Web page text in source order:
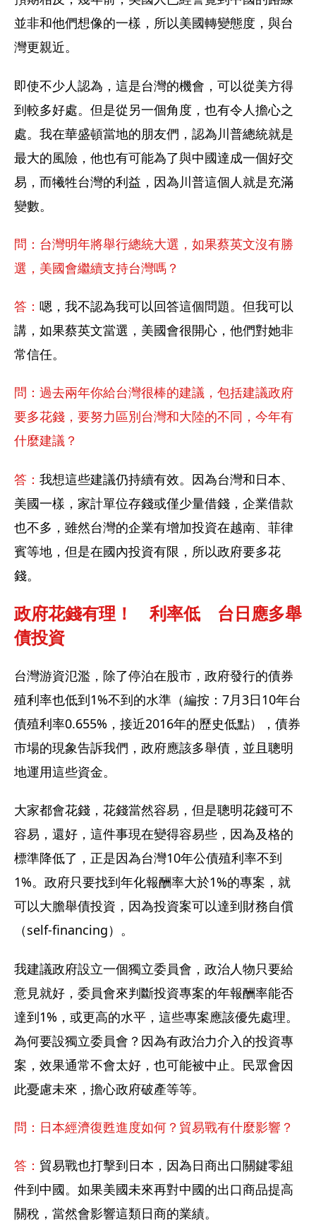
並非和他們想像的一樣，所以美國轉變態度，與台
灣更親近。
即使不少人認為，這是台灣的機會，可以從美方得
到較多好處。但是從另一個角度，也有令人擔心之
處。我在華盛頓當地的朋友們，認為川普總統就是
最大的風險，他也有可能為了與中國達成一個好交
易，而犧牲台灣的利益，因為川普這個人就是充滿
變數。
問：台灣明年將舉行總統大選，如果蔡英文沒有勝
選，美國會繼續支持台灣嗎？
答： 嗯，我不認為我可以回答這個問題。但我可以
講，如果蔡英文當選，美國會很開心，他們對她非
常信任。
問：過去兩年你給台灣很棒的建議，包括建議政府
要多花錢，要努力區別台灣和大陸的不同，今年有
什麼建議？
答： 我想這些建議仍持續有效。因為台灣和日本、
美國一樣，家計單位存錢或僅少量借錢，企業借款
也不多，雖然台灣的企業有增加投資在越南、菲律
賓等地，但是在國內投資有限，所以政府要多花
錢。
政府花錢有理！　利率低　台日應多舉
債投資
台灣游資氾濫，除了停泊在股市，政府發行的債券
殖利率也低到1%不到的水準（編按：7月3日10年台
債殖利率0.655%，接近2016年的歷史低點），債券
市場的現象告訴我們，政府應該多舉債，並且聰明
地運用這些資金。
大家都會花錢，花錢當然容易，但是聰明花錢可不
容易，還好，這件事現在變得容易些，因為及格的
標準降低了，正是因為台灣10年公債殖利率不到
1%。政府只要找到年化報酬率大於1%的專案，就
可以大膽舉債投資，因為投資案可以達到財務自償
（self-financing）。
我建議政府設立一個獨立委員會，政治人物只要給
意見就好，委員會來判斷投資專案的年報酬率能否
達到1%，或更高的水平，這些專案應該優先處理。
為何要設獨立委員會？因為有政治力介入的投資專
案，效果通常不會太好，也可能被中止。民眾會因
此憂慮未來，擔心政府破產等等。
問：日本經濟復甦進度如何？貿易戰有什麼影響？
答： 貿易戰也打擊到日本，因為日商出口關鍵零組
件到中國。如果美國未來再對中國的出口商品提高
關稅，當然會影響這類日商的業績。